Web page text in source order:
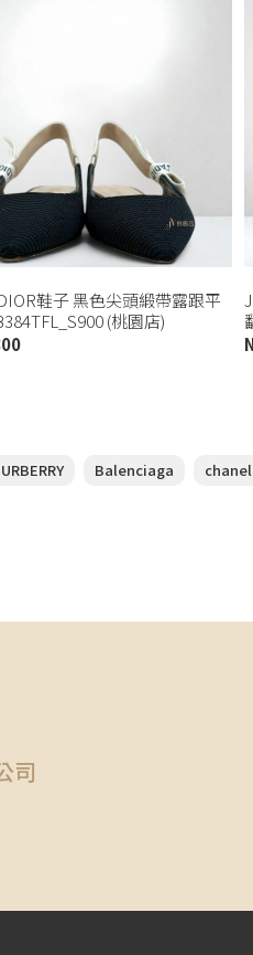
鞋子 黑色尖頭緞帶露跟平
(桃園店)
Balenciaga chanel
司